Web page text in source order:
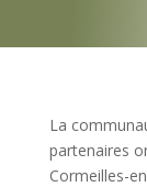
La
partenaires
Cormeilles-